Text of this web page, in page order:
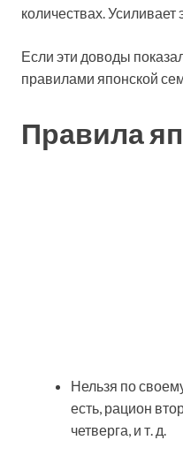
количествах.
Если эти доводы
правилами японской
Правила
Нельзя по
есть, рацион
четверга, и т. д.